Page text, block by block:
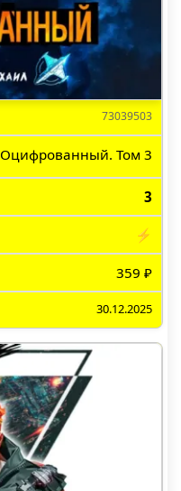
73039503
Оцифрованный. Том 3
3
⚡
359 ₽
30.12.2025